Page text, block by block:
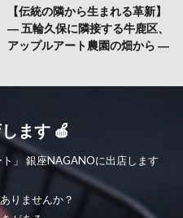
【伝統の隣から生まれる革新】
― 五輪久保に隣接する牛鹿区、
アップルアート農園の畑から ―
ます 🍎
」 銀座NAGANOに出店します
りませんか？